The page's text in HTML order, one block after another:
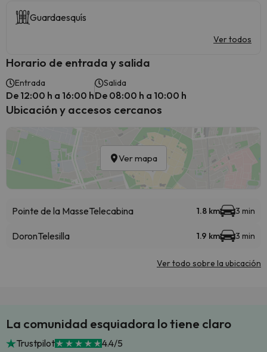
Guardaesquís
Ver todos
Horario de entrada y salida
Entrada
De 12:00 h a 16:00 h
Salida
De 08:00 h a 10:00 h
Ubicación y accesos cercanos
Ver mapa
Pointe de la MasseTelecabina 1.8 km 3 min
DoronTelesilla 1.9 km 3 min
Ver todo sobre la ubicación
La comunidad esquiadora lo tiene claro
Trustpilot 4.4/5